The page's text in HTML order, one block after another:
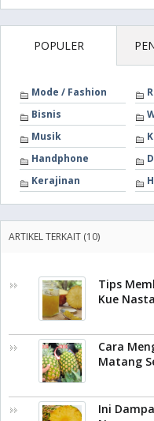
POPULER
Mode / Fashion
Bisnis
Musik
Handphone
Kerajinan
ARTIKEL TERKAIT (10)
Tips
Kue
Cara
Matang
Ini